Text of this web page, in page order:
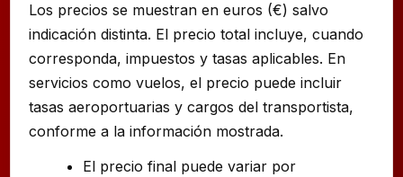
Los precios se muestran en euros (€) salvo
indicación distinta. El precio total incluye, cuando
corresponda, impuestos y tasas aplicables. En
servicios como vuelos, el precio puede incluir
tasas aeroportuarias y cargos del transportista,
conforme a la información mostrada.
El precio final puede variar por